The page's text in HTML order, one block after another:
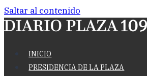
Saltar al contenido
INICIO
PRESIDENCIA DE LA PLAZA